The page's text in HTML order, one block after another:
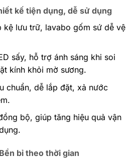
kế tiện dụng, dễ sử dụng
kệ lưu trữ, lavabo gốm sứ dễ vệ
sấy, hỗ trợ ánh sáng khi soi
kính khỏi mờ sương.
chuẩn, dễ lắp đặt, xả nước
bộ, giúp tăng hiệu quả vận
bỉ theo thời gian